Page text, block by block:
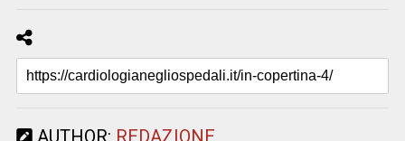
AUTHOR: REDAZIONE